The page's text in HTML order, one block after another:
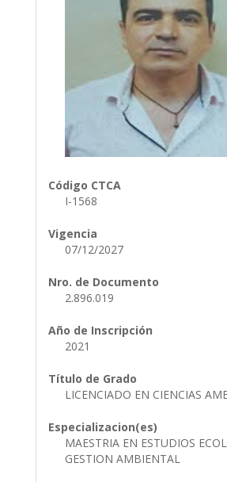
Código CTCA
I-1568
Vigencia
07/12/2027
Nro. de Documento
2.896.019
Año de Inscripción
2021
Título de Grado
LICENCIADO EN CIENCIAS
Especializacion(es)
MAESTRIA EN ESTUDIOS
GESTION AMBIENTAL